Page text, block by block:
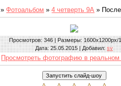
»Фотоальбом »4 четверть 9А »
Просмотров: 346 | Размеры: 1600x1200px/
Дата: 25.05.2015 | Добавил: sv
Просмотреть фотографию в реальном